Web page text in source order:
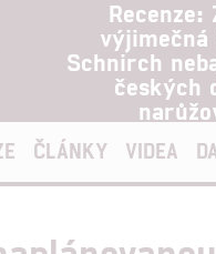
Recenze:
výjimečná
Schnirch
českých
ČLÁNKY VIDEA